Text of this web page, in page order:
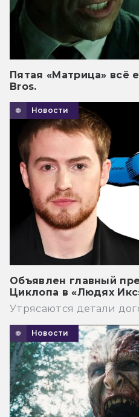
Пятая «Матрица» всё
Bros.
Новости
Объявлен главный
Циклопа в «Людях
Утрясаются детали
Новости